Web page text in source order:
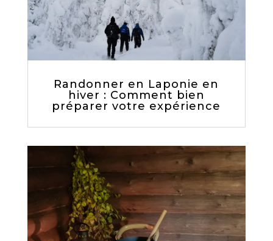
Randonner en Laponie en
hiver : Comment bien
préparer votre expérience